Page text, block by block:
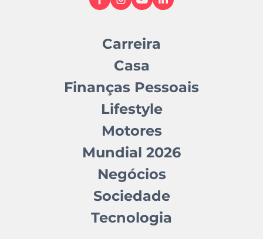
Carreira
Casa
Finanças Pessoais
Lifestyle
Motores
Mundial 2026
Negócios
Sociedade
Tecnologia